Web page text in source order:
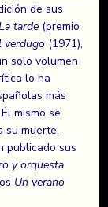
de sus
tarde (premio
verdugo (1971),
solo volumen
lo ha
más
mismo se
su muerte,
publicado sus
y orquesta
Un verano